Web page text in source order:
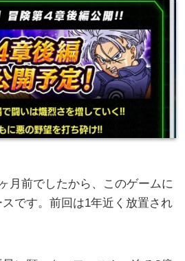
月前でしたから、このゲームに
です。前回は1年近く放置され